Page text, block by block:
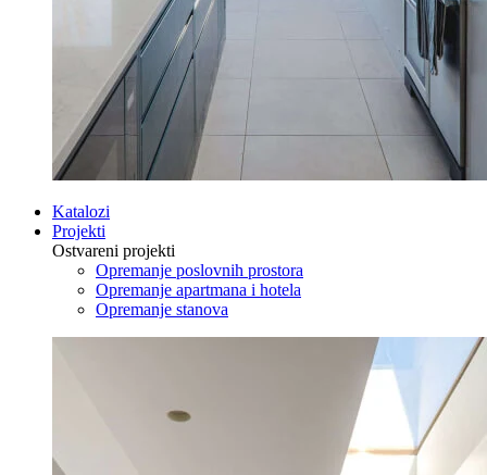
Katalozi
Projekti
Ostvareni projekti
Opremanje poslovnih prostora
Opremanje apartmana i hotela
Opremanje stanova